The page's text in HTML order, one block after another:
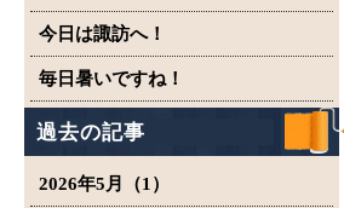
今日は諏訪へ！
毎日暑いですね！
過去の記事
2026年5月（1）